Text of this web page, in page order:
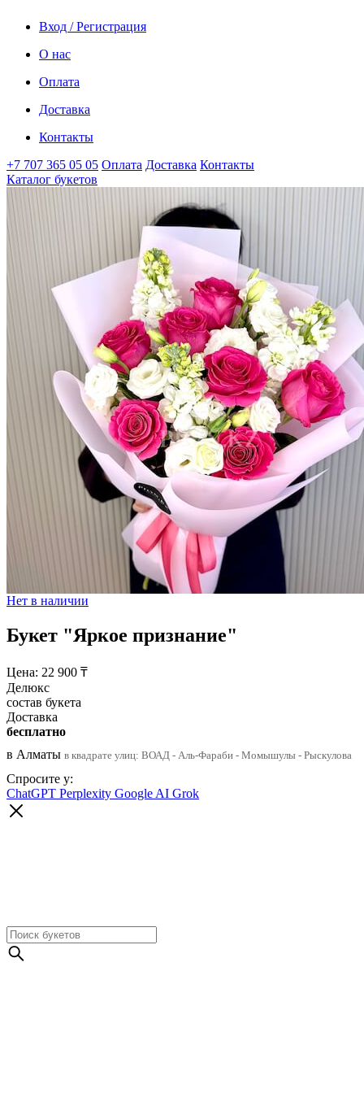
Вход / Регистрация
О нас
Оплата
Доставка
Контакты
+7 707 365 05 05 Оплата Доставка Контакты
Каталог букетов
Нет в наличии
Букет "Яркое признание"
Цена: 22 900 ₸
Делюкс
состав букета
Доставка
бесплатно
в Алматы в квадрате улиц: ВОАД - Аль-Фараби - Момышулы - Рыскулова
Спросите у:
ChatGPT Perplexity Google AI Grok